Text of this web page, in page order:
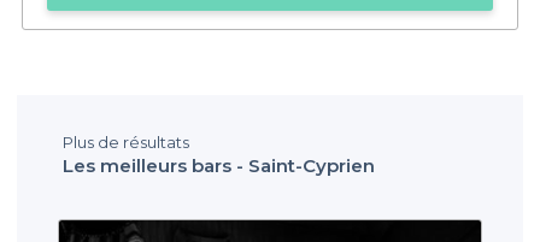
Plus de résultats
Les meilleurs bars - Saint-Cyprien